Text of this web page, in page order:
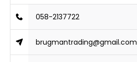
058-2137722
brugmantrading@gmail.com